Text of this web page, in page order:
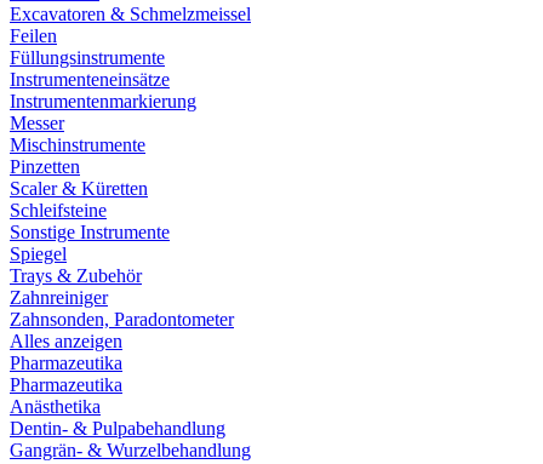
Excavatoren & Schmelzmeissel
Feilen
Füllungsinstrumente
Instrumenteneinsätze
Instrumentenmarkierung
Messer
Mischinstrumente
Pinzetten
Scaler & Küretten
Schleifsteine
Sonstige Instrumente
Spiegel
Trays & Zubehör
Zahnreiniger
Zahnsonden, Paradontometer
Alles anzeigen
Pharmazeutika
Pharmazeutika
Anästhetika
Dentin- & Pulpabehandlung
Gangrän- & Wurzelbehandlung